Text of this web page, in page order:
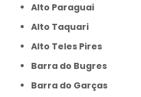
Alto Paraguai
Alto Taquari
Alto Teles Pires
Barra do Bugres
Barra do Garças